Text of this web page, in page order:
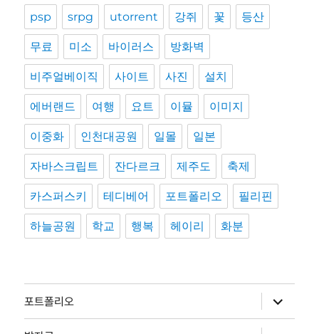
psp srpg utorrent 강쥐 꽃 등산
무료 미소 바이러스 방화벽
비주얼베이직 사이트 사진 설치
에버랜드 여행 요트 이뮬 이미지
이중화 인천대공원 일몰 일본
자바스크립트 잔다르크 제주도 축제
카스퍼스키 테디베어 포트폴리오 필리핀
하늘공원 학교 행복 헤이리 화분
포트폴리오
하
위
메